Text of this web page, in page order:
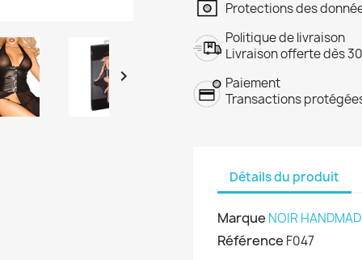

Protections des
Politique de livraison
Livraison offerte dès
Paiement
Transactions
Détails du produit
Marque NOIR
Référence F047